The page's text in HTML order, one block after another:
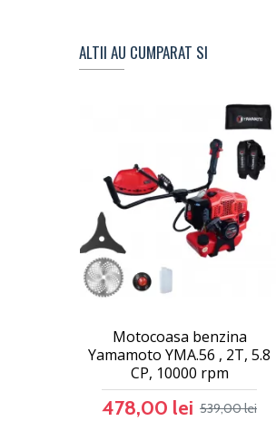
ALTII AU CUMPARAT SI
Motocoasa benzina
Yamamoto YMA.56 , 2T, 5.8
CP, 10000 rpm
478,00 lei 539,00 lei